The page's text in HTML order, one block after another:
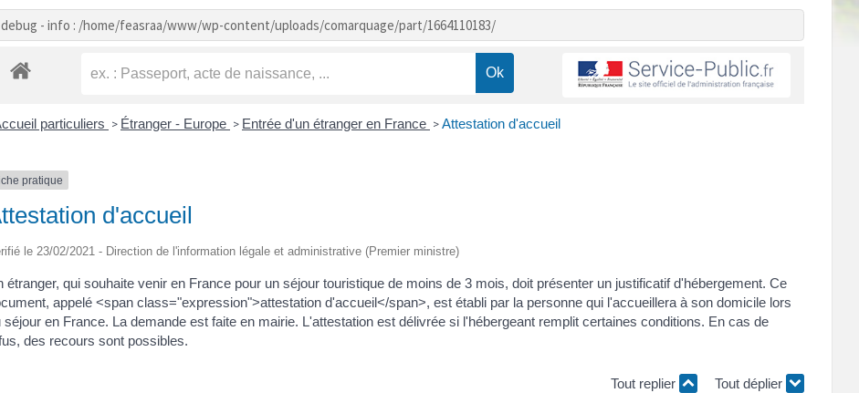
debug - info : /home/feasraa/www/wp-content/uploads/comarquage/part/1664110183/
particuliers > Étranger - Europe > Entrée d'un étranger en France >Attestation d'accueil
pratique
d'accueil
le 23/02/2021 - Direction de l'information légale et administrative (Premier ministre)
étranger, qui souhaite venir en France pour un séjour touristique de moins de 3 mois, doit présenter un justificatif d'hébergement. Ce
appelé <span class="expression">attestation d'accueil</span>, est établi par la personne qui l'accueillera à son domicile lors
séjour en France. La demande est faite en mairie. L'attestation est délivrée si l'hébergeant remplit certaines conditions. En cas de
des recours sont possibles.
Tout replier Tout déplier